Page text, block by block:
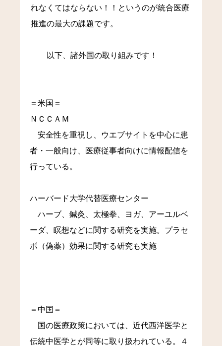
れなくてはならない！！というのが統合医療
推進の最大の課題です。
以下、諸外国の取り組みです！
＝米国＝
ＮＣＣＡＭ
安全性を重視し、ウエブサイトを中心に患
者・一般向け、医療従事者向けに情報配信を
行っている。
ハーバード大学代替医療センター
ハーブ、鍼灸、太極拳、ヨガ、アーユルベ
ーダ、瞑想などに関する研究を実施。 プラセ
ボ（偽薬）効果に関する研究も実施
＝中国＝
国の医療政策においては、近代西洋医学と
伝統中医学とが同等に取り扱われている。４